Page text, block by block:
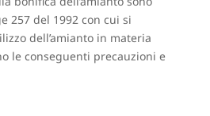
257 del 1992 con cui si
dell’amianto in materia
le conseguenti precauzioni e